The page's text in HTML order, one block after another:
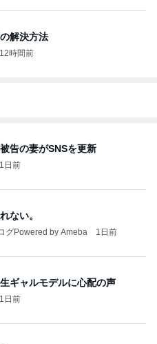
解決方法
12時間前
告の妻がSNSを更新
1日前
ない。
グPowered by Ameba 1日前
ギャルモデルに心配の声
1日前